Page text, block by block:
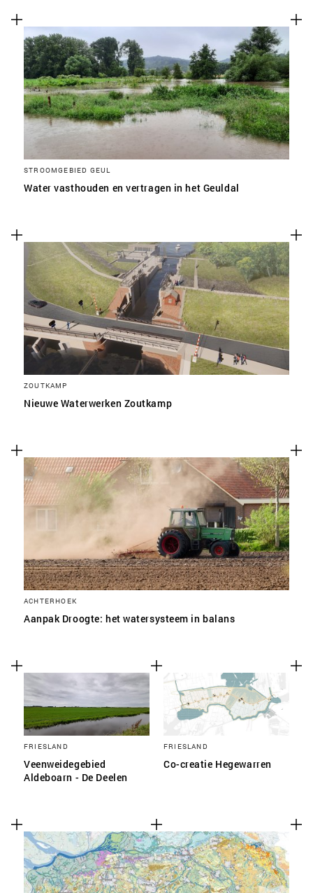
STROOMGEBIED GEUL
Water vasthouden en vertragen in het Geuldal
ZOUTKAMP
Nieuwe Waterwerken Zoutkamp
ACHTERHOEK
Aanpak Droogte: het watersysteem in balans
FRIESLAND
Veenweidegebied
Aldeboarn - De Deelen
FRIESLAND
Co-creatie Hegewarren